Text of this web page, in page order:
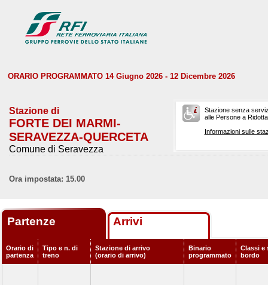
ORARIO PROGRAMMATO 14 Giugno 2026 - 12 Dicembre 2026
Stazione di
FORTE DEI MARMI-
SERAVEZZA-QUERCETA
Comune di Seravezza
Stazione senza
alle Persone a
Informazioni sulle
Ora impostata: 15.00
Partenze Arrivi
Orario di
partenza
Tipo e n. di
treno
Stazione di arrivo
(orario di arrivo)
Binario
programmato
Classi e
bordo